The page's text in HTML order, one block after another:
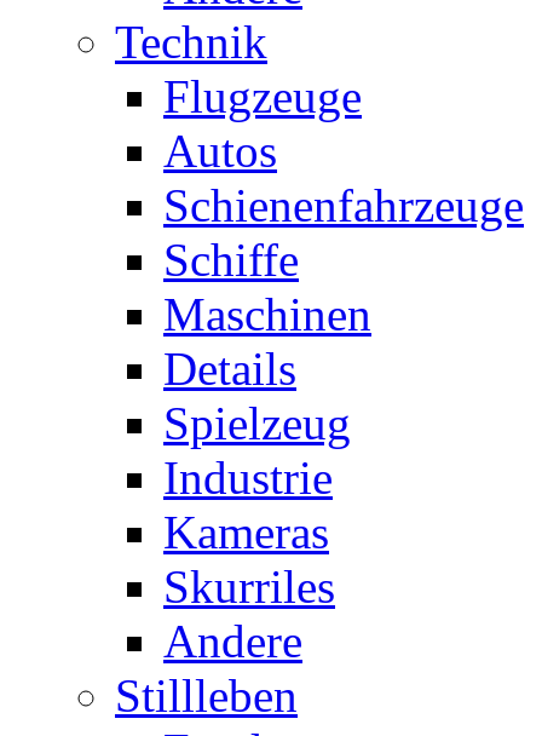
Technik
Flugzeuge
Autos
Schienenfahrzeuge
Schiffe
Maschinen
Details
Spielzeug
Industrie
Kameras
Skurriles
Andere
Stillleben